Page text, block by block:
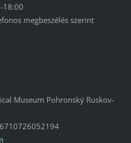
18:00
megbeszélés szerint
Museum Pohronský Ruskov-